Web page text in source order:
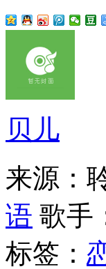
贝儿
来源：
语 歌手
标签：